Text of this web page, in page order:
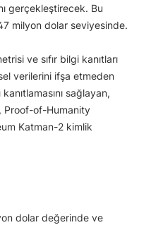
gerçekleştirecek. Bu
milyon dolar seviyesinde.
ve sıfır bilgi kanıtları
verilerini ifşa etmeden
sağlayan,
Proof-of-Humanity
Katman-2 kimlik
dolar değerinde ve